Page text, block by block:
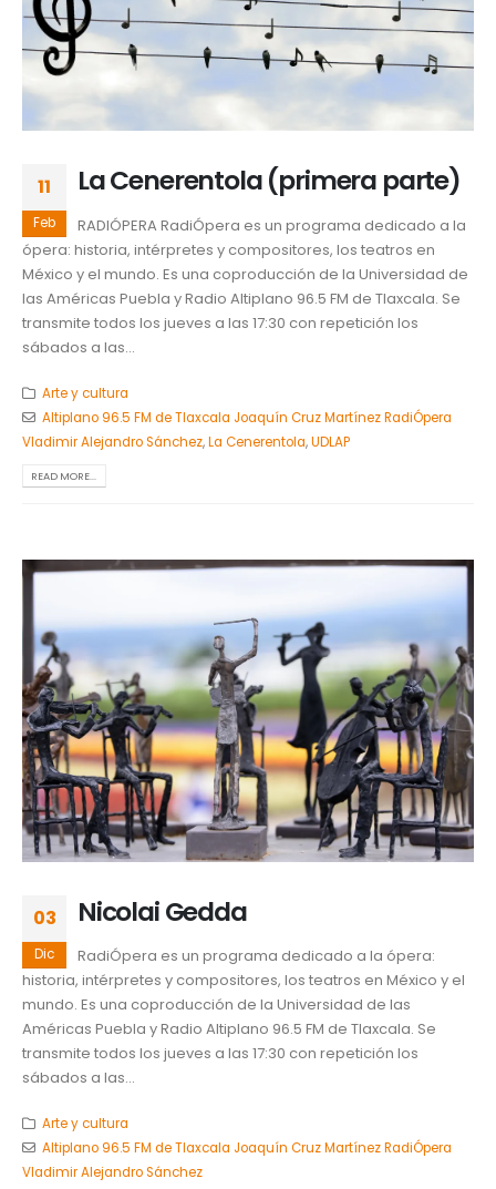
11
Feb
La Cenerentola (primera parte)
RADIÓPERA RadiÓpera es un programa dedicado a la
ópera: historia, intérpretes y compositores, los teatros en
México y el mundo. Es una coproducción de la Universidad de
las Américas Puebla y Radio Altiplano 96.5 FM de Tlaxcala. Se
transmite todos los jueves a las 17:30 con repetición los
sábados a las...
Arte y cultura
Altiplano 96.5 FM de Tlaxcala Joaquín Cruz Martínez RadiÓpera
Vladimir Alejandro Sánchez,La Cenerentola,UDLAP
READ MORE...
03
Dic
Nicolai Gedda
RadiÓpera es un programa dedicado a la ópera:
historia, intérpretes y compositores, los teatros en México y el
mundo. Es una coproducción de la Universidad de las
Américas Puebla y Radio Altiplano 96.5 FM de Tlaxcala. Se
transmite todos los jueves a las 17:30 con repetición los
sábados a las...
Arte y cultura
Altiplano 96.5 FM de Tlaxcala Joaquín Cruz Martínez RadiÓpera
Vladimir Alejandro Sánchez